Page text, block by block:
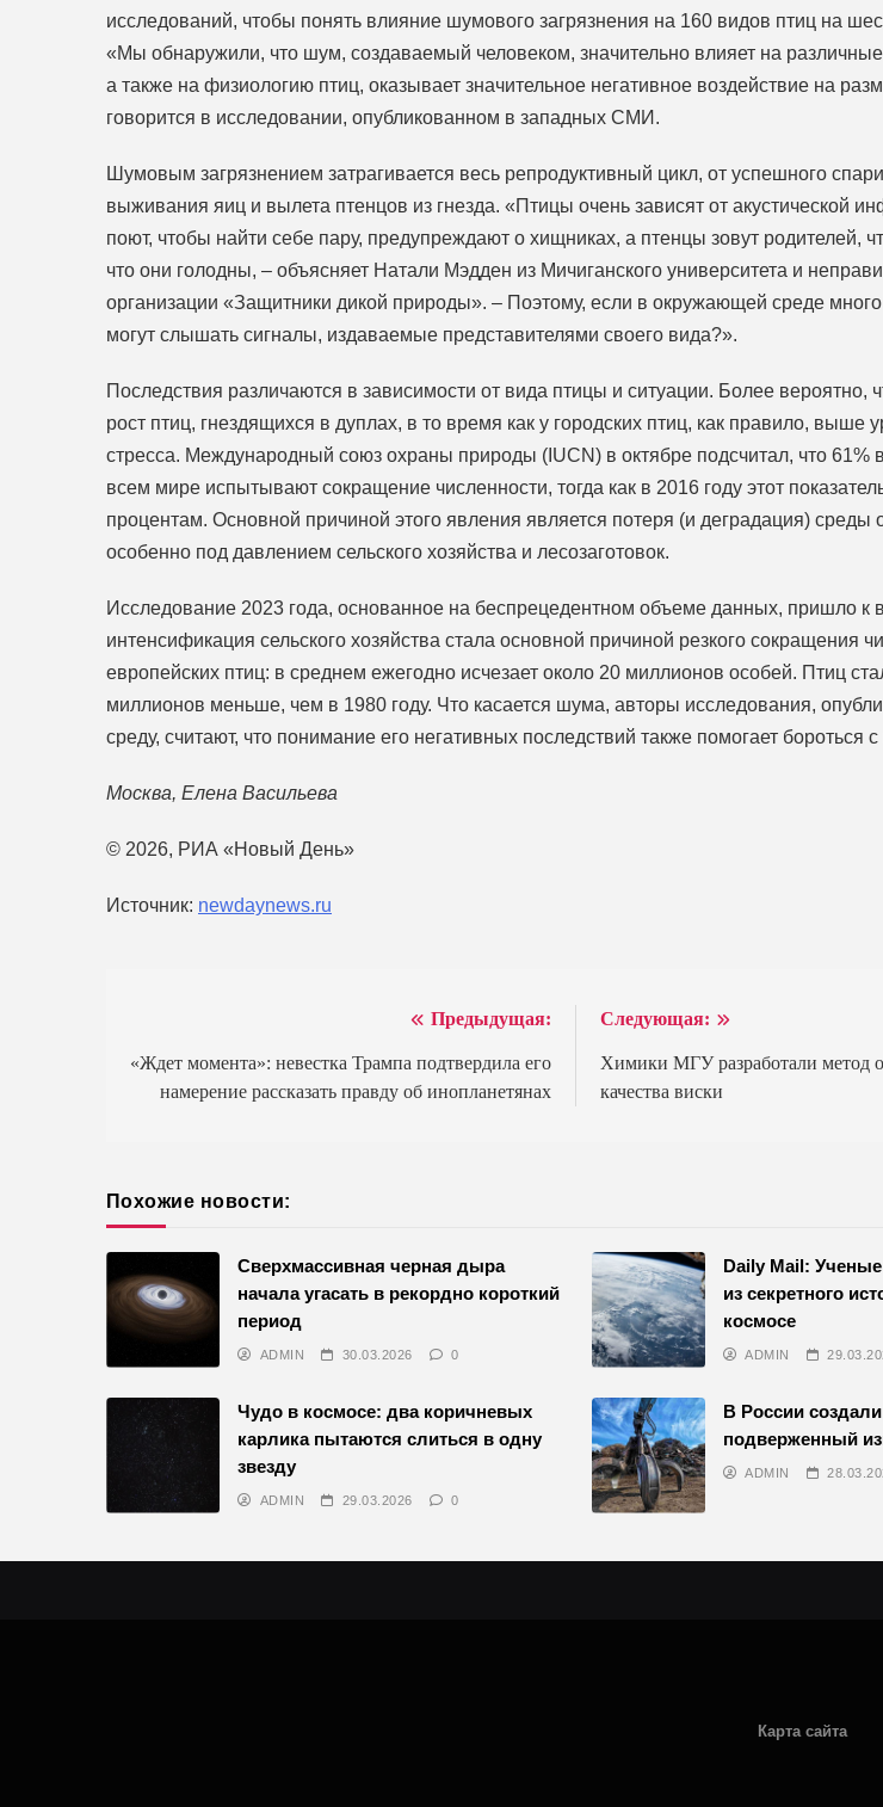
исследований, чтобы понять влияние шумового загрязнения на 160 видов птиц на
«Мы обнаружили, что шум, создаваемый человеком, значительно влияет на
а также на физиологию птиц, оказывает значительное негативное воздействие на
говорится в исследовании, опубликованном в западных СМИ.
Шумовым загрязнением затрагивается весь репродуктивный цикл, от успешного
выживания яиц и вылета птенцов из гнезда. «Птицы очень зависят от акустической
поют, чтобы найти себе пару, предупреждают о хищниках, а птенцы зовут родителей,
что они голодны, – объясняет Натали Мэдден из Мичиганского университета и
организации «Защитники дикой природы». – Поэтому, если в окружающей среде
могут слышать сигналы, издаваемые представителями своего вида?».
Последствия различаются в зависимости от вида птицы и ситуации. Более вероятно,
рост птиц, гнездящихся в дуплах, в то время как у городских птиц, как правило, выше
стресса. Международный союз охраны природы (IUCN) в октябре подсчитал, что 61%
всем мире испытывают сокращение численности, тогда как в 2016 году этот
процентам. Основной причиной этого явления является потеря (и деградация) среды
особенно под давлением сельского хозяйства и лесозаготовок.
Исследование 2023 года, основанное на беспрецедентном объеме данных, пришло к
интенсификация сельского хозяйства стала основной причиной резкого сокращения
европейских птиц: в среднем ежегодно исчезает около 20 миллионов особей. Птиц
миллионов меньше, чем в 1980 году. Что касается шума, авторы исследования,
среду, считают, что понимание его негативных последствий также помогает бороться
Москва, Елена Васильева
© 2026, РИА «Новый День»
Источник: newdaynews.ru
по
записям
Предыдущая:
«Ждет момента»: невестка Трампа подтвердила его
намерение рассказать правду об инопланетянах
Следующая:
Химики МГУ разработали метод
качества виски
Похожие новости:
Сверхмассивная черная дыра
начала угасать в рекордно короткий
период
ADMIN 30.03.2026 0
Daily Mail:
из секретного
космосе
ADMIN
Чудо в космосе: два коричневых
карлика пытаются слиться в одну
звезду
ADMIN 29.03.2026 0
В России
подверженный
ADMIN
Карта сайта